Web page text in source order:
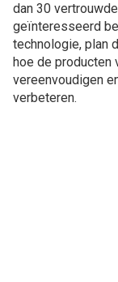
dan 30
geïnteresseerd
technologie, plan
hoe de producten
vereenvoudigen
verbeteren.